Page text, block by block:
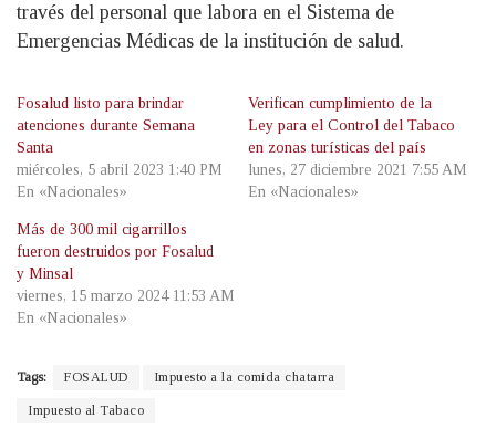
través del personal que labora en el Sistema de
Emergencias Médicas de la institución de salud.
Fosalud listo para brindar
atenciones durante Semana
Santa
miércoles, 5 abril 2023 1:40 PM
En «Nacionales»
Verifican cumplimiento de la
Ley para el Control del Tabaco
en zonas turísticas del país
lunes, 27 diciembre 2021 7:55 AM
En «Nacionales»
Más de 300 mil cigarrillos
fueron destruidos por Fosalud
y Minsal
viernes, 15 marzo 2024 11:53 AM
En «Nacionales»
Tags: FOSALUD Impuesto a la comida chatarra
Impuesto al Tabaco